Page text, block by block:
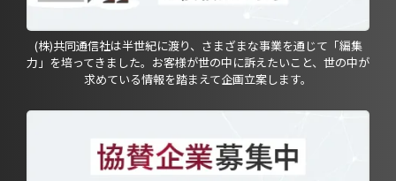
(株)共同通信社は半世紀に渡り、さまざまな事業を通じて「編集
力」を培ってきました。お客様が世の中に訴えたいこと、世の中が
求めている情報を踏まえて企画立案します。